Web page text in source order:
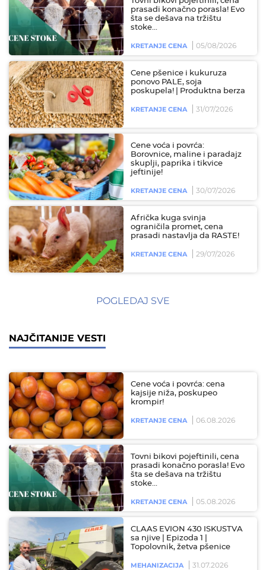
prasadi konačno porasla! Evo
šta se dešava na tržištu
stoke...
KRETANJE CENA 05/08/2026
Cene pšenice i kukuruza
ponovo PALE, soja
poskupela! | Produktna berza
KRETANJE CENA 31/07/2026
Cene voća i povrća:
Borovnice, maline i paradajz
skuplji, paprika i tikvice
jeftinije!
KRETANJE CENA 30/07/2026
Afrička kuga svinja
ograničila promet, cena
prasadi nastavlja da RASTE!
KRETANJE CENA 29/07/2026
POGLEDAJ SVE
NAJČITANIJE VESTI
Cene voća i povrća: cena
kajsije niža, poskupeo
krompir!
KRETANJE CENA 06.08.2026
Tovni bikovi pojeftinili, cena
prasadi konačno porasla! Evo
šta se dešava na tržištu
stoke…
KRETANJE CENA 05.08.2026
CLAAS EVION 430 ISKUSTVA
sa njive | Epizoda 1 |
Topolovnik, žetva pšenice
MEHANIZACIJA 31.07.2026